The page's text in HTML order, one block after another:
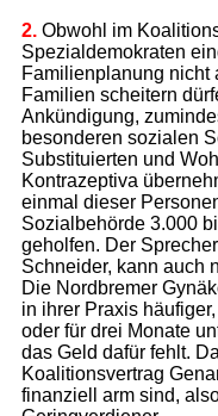
2.Obwohl im
Spezialdemokraten
Familienplanung nicht
Familien scheitern
Ankündigung,
besonderen sozialen
Substituierten und
Kontrazeptiva
einmal dieser
Sozialbehörde 3.000
geholfen. Der
Schneider, kann auch
Die Nordbremer
in ihrer Praxis
oder für drei Monate
das Geld dafür fehlt.
Koalitionsvertrag
finanziell arm sind,